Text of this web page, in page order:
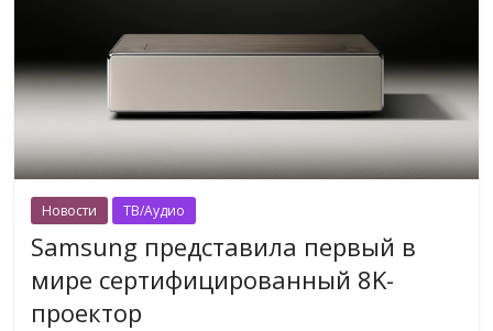
Новости ТВ/Аудио
Samsung представила первый в
мире сертифицированный 8K-
проектор